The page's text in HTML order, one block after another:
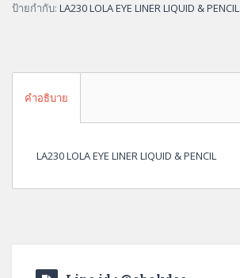
ป้ายกำกับ: LA230 LOLA EYE LINER LIQUID & PENCIL
คำอธิบาย
LA230 LOLA EYE LINER LIQUID & PENCIL